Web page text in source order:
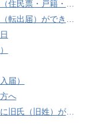
籍・国民年金関係）
出届）ができます
届）
へ
きるようになりました！